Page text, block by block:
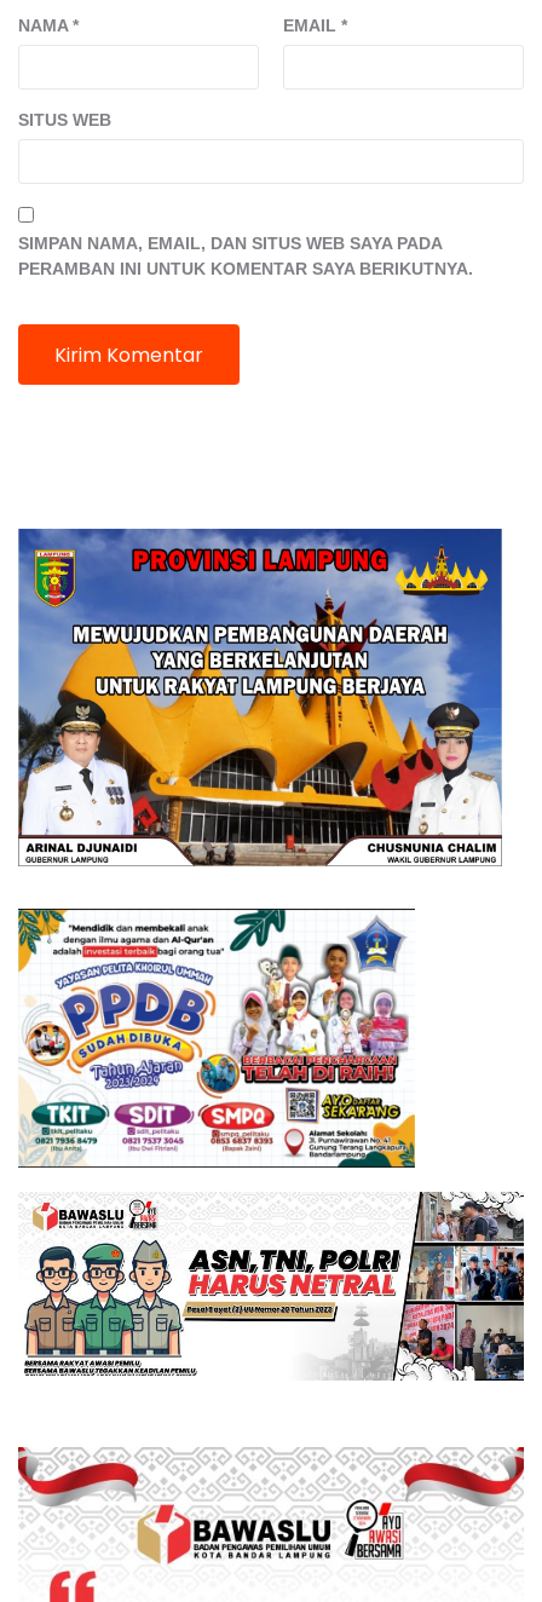
NAMA* EMAIL *
SITUS WEB
SIMPAN NAMA, EMAIL, DAN SITUS WEB SAYA PADA
PERAMBAN INI UNTUK KOMENTAR SAYA BERIKUTNYA.